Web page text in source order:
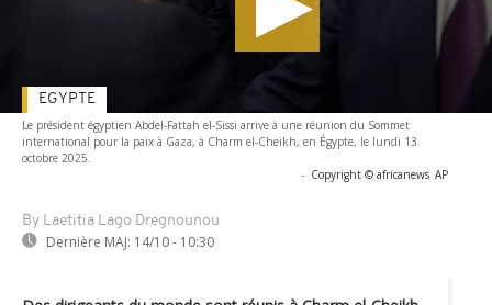
Le président égyptien Abdel-Fattah el-Sissi arrive à une réunion du Sommet
international pour la paix à Gaza, à Charm el-Cheikh, en Égypte, le lundi 13
octobre 2025.
- Copyright © africanews AP
By Laetitia Lago Dregnounou
Dernière MAJ: 14/10 - 10:30
EGYPTE